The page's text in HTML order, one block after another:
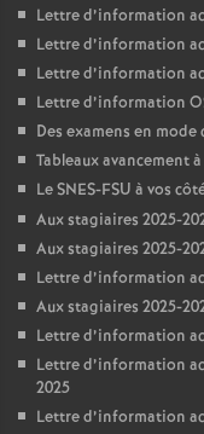
Lettre d’information
Lettre d’information
Lettre d’information
Lettre d’information
Des examens en mode
Tableaux avancement
Le SNES-FSU à vos
Aux stagiaires 2025-
Aux stagiaires 2025-
Lettre d’information
Aux stagiaires 2025-
Lettre d’information
Lettre d’information
2025
Lettre d’information